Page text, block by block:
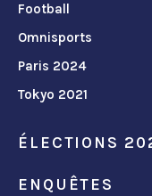
Football
Omnisports
Paris 2024
Tokyo 2021
ÉLECTIONS
ENQUÊTES